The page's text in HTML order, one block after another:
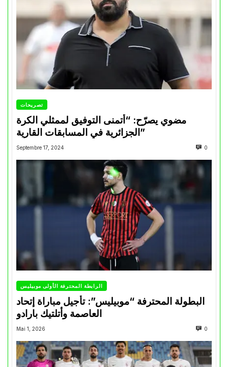
تصريحات
مضوي يصرّح: “أتمنى التوفيق لممثلي الكرة
الجزائرية في المسابقات القارية”
Septembre 17, 2024 0
الرابطة المحترفة الأولى موبيليس
البطولة المحترفة “موبيليس”: تأجيل مباراة إتحاد
العاصمة وأتلتيك بارادو
Mai 1, 2026 0